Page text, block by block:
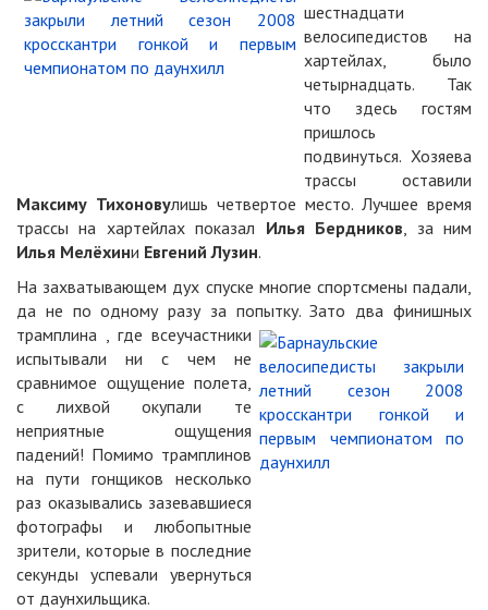
шестнадцати
велосипедистов на
хартейлах, было
четырнадцать. Так
что здесь гостям
пришлось
подвинуться. Хозяева
трассы оставили
Максиму Тихоновулишь четвертое место. Лучшее время
трассы на хартейлах показал Илья Бердников, за ним
Илья Мелёхини Евгений Лузин.
На захватывающем дух спуске многие спортсмены падали,
да не по одному разу за попытку. Зато два финишных
трамплина , где всеучастники
испытывали ни с чем не
сравнимое ощущение полета,
с лихвой окупали те
неприятные ощущения
падений! Помимо трамплинов
на пути гонщиков несколько
раз оказывались зазевавшиеся
фотографы и любопытные
зрители, которые в последние
секунды успевали увернуться
от даунхильщика.